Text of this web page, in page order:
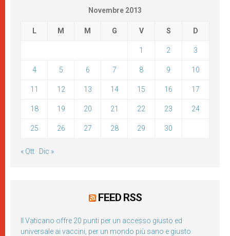
Novembre 2013
L M M G V S D
1 2 3
4 5 6 7 8 9 10
11 12 13 14 15 16 17
18 19 20 21 22 23 24
25 26 27 28 29 30
« Ott Dic »
FEED RSS
Il Vaticano offre 20 punti per un accesso giusto ed
universale ai vaccini, per un mondo più sano e giusto